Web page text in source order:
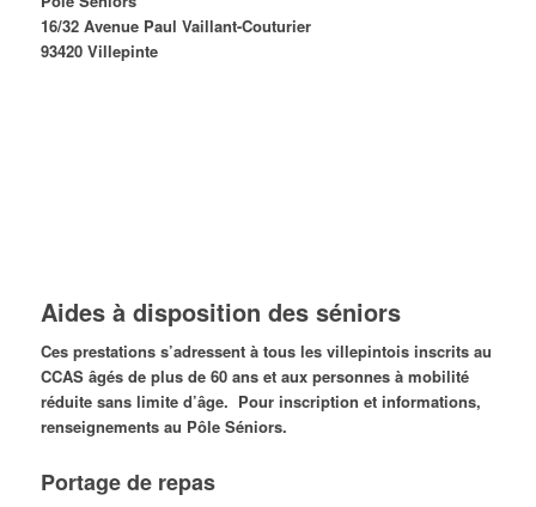
16/32 Avenue Paul Vaillant-Couturier
93420 Villepinte
Aides à disposition des séniors
Ces prestations s’adressent à tous les villepintois inscrits au
CCAS âgés de plus de 60 ans et aux personnes à mobilité
réduite sans limite d’âge. Pour inscription et informations,
renseignements au Pôle Séniors.
Portage de repas